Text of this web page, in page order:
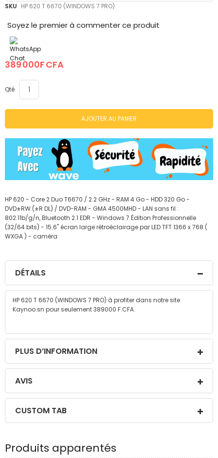
SKU HP 620 T 6670 (WINDOWS 7 PRO)
Soyez le premier à commenter ce produit
389 000F CFA
Qté
AJOUTER AU PANIER
HP 620 - Core 2 Duo T6670 / 2.2 GHz - RAM 4 Go - HDD 320 Go -
DVD±RW (±R DL) / DVD-RAM - GMA 4500MHD - LAN sans fil :
802.11b/g/n, Bluetooth 2.1 EDR - Windows 7 Édition Professionnelle
(32/64 bits) - 15.6" écran large rétroéclairage par LED TFT 1366 x 768 (
WXGA ) - caméra
Skip
the
of
the
images
gallery
DÉTAILS
HP 620 T 6670 (WINDOWS 7 PRO) à profiter dans notre site
Kaynoo.sn pour seulement 389000 F.CFA.
PLUS D’INFORMATION
AVIS
CUSTOM TAB
Produits apparentés